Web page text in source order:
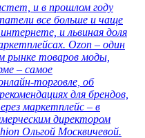
и в прошлом году
все больше и чаще
и львиная доля
Ozon – один
рынке товаров моды,
– самое
торговле, об
для брендов,
маркетплейс – в
директором
Ольгой Москвичевой.